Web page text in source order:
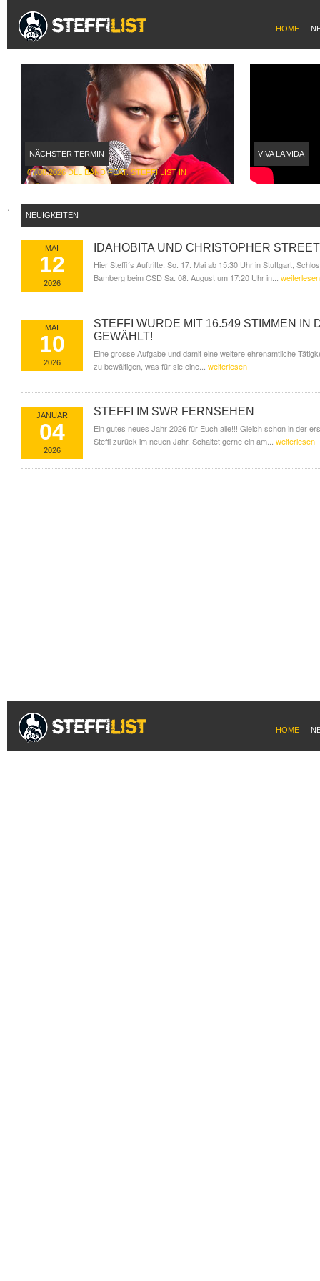
HOME
NÄCHSTER TERMIN
07.08.2026 DLL BÄND FEAT. STEFFI LIST IN
VIVA LA VIDA
.
NEUIGKEITEN
MAI
12
2026
IDAHOBITA UND CHRISTOPHER
Hier Steffi´s Auftritte: So. 17. Mai ab 15:30 Uhr in Stuttgart,
Bamberg beim CSD Sa. 08. August um 17:20 Uhr in... weiterlesen
MAI
10
2026
STEFFI WURDE MIT 16.549 STIMMEN IN
GEWÄHLT!
Eine grosse Aufgabe und damit eine weitere ehrenamtliche
zu bewältigen, was für sie eine... weiterlesen
JANUAR
04
2026
STEFFI IM SWR FERNSEHEN
Ein gutes neues Jahr 2026 für Euch alle!!! Gleich schon in der
Steffi zurück im neuen Jahr. Schaltet gerne ein am... weiterlesen
HOME